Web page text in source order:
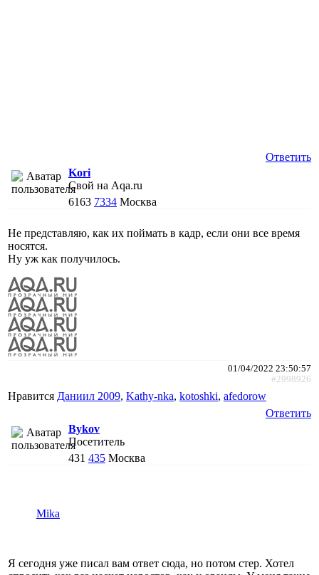
Ответить
Kori
Свой на Aqa.ru
6163 7334 Москва
Не представляю, как их поймать в кадр, если они все время
носятся.
Ну уж как получилось.
01/04/2022 23:50:57
#2998926
Нравится Даниил 2009, Kathy-nka, kotoshki, afedorow
Ответить
Bykov
Посетитель
431 435 Москва
Mika
Я сегодня уже писал вам ответ сюда, но потом стер. Хотел